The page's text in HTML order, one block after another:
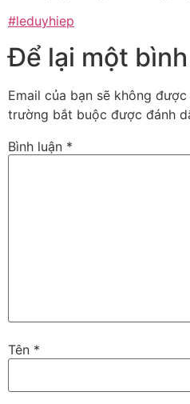
#leduyhiep
Để lại một
Email của bạn sẽ không
trường bắt buộc được đánh
Bình luận *
Tên *